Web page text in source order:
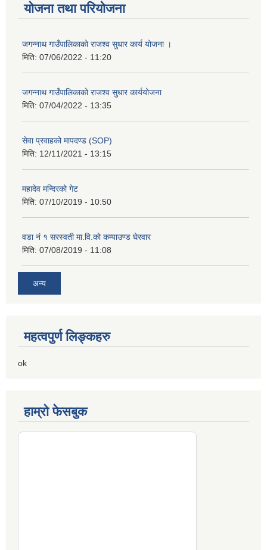
योजना तथा परियोजना
जगन्नाथ गाउँपालिकाको राजश्व सुधार कार्य योजना ।
मिति: 07/06/2022 - 11:20
जगन्नाथ गाउँपालिकाको राजश्व सुधार कार्ययोजना
मिति: 07/04/2022 - 13:35
सेवा प्रवाहको मापदण्ड (SOP)
मिति: 12/11/2021 - 13:15
महादेव मन्दिरको गेट
मिति: 07/10/2019 - 10:50
वडा नं १ सरस्वती मा.वि.काे कम्पाउण्ड घेरवार
मिति: 07/08/2019 - 11:08
अन्य
महत्वपुर्ण लिङ्कहरु
ok
हाम्रो फेसबुक